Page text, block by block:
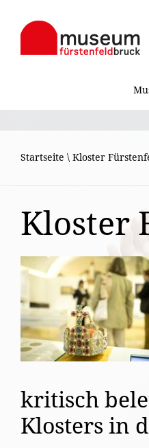
Startseite \ Kloster
Kloster
kritisch
Klosters in